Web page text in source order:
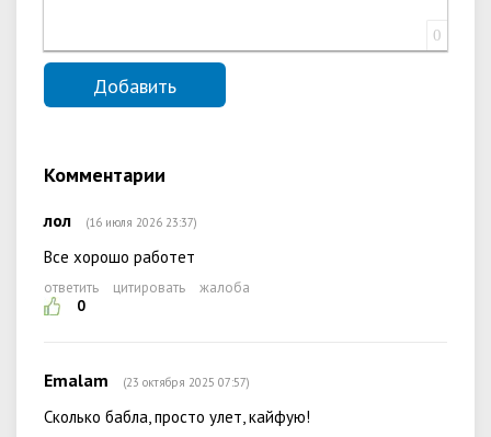
0
Комментарии
лол (16 июля 2026 23:37)
Все хорошо работет
ответить цитировать
жалоба
0
Emalam (23 октября 2025 07:57)
Сколько бабла, просто улет, кайфую!